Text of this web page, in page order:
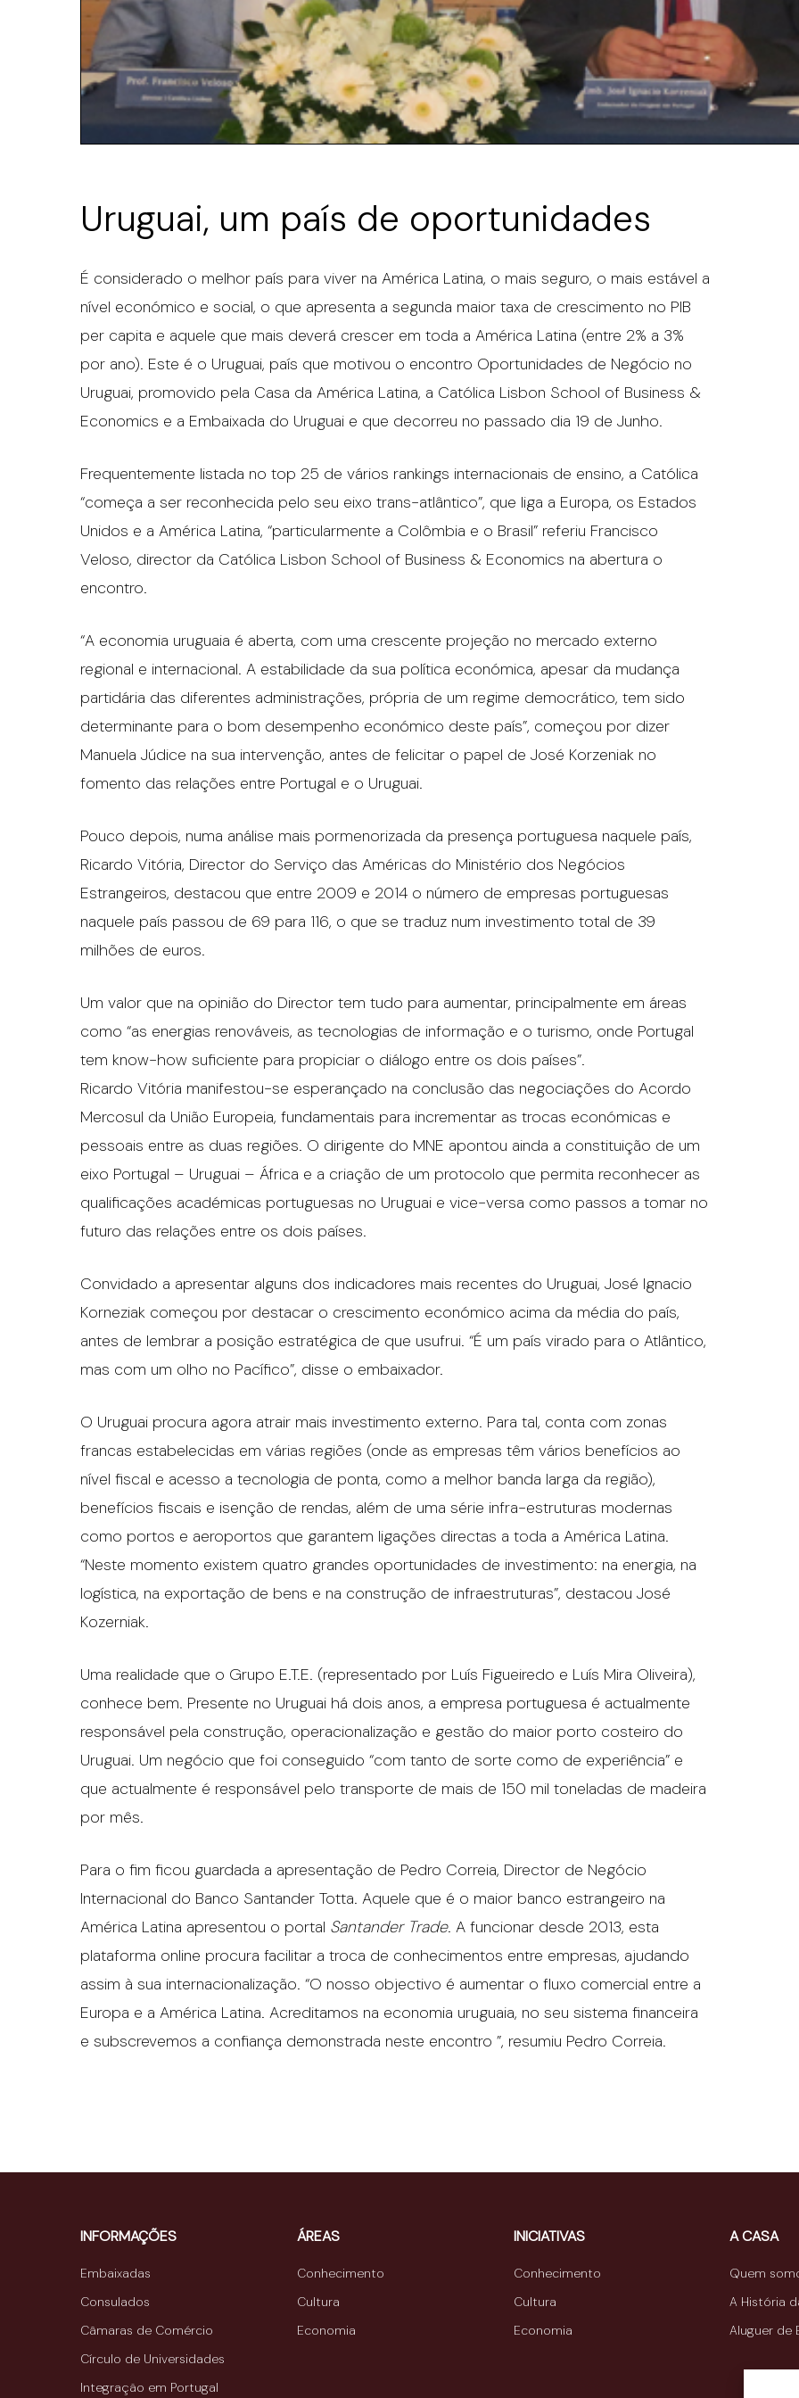
Uruguai, um país de oportunidades
É considerado o melhor país para viver na América Latina, o mais seguro, o mais estável a
nível económico e social, o que apresenta a segunda maior taxa de crescimento no PIB
per capita e aquele que mais deverá crescer em toda a América Latina (entre 2% a 3%
por ano). Este é o Uruguai, país que motivou o encontro Oportunidades de Negócio no
Uruguai, promovido pela Casa da América Latina, a Católica Lisbon School of Business &
Economics e a Embaixada do Uruguai e que decorreu no passado dia 19 de Junho.
Frequentemente listada no top 25 de vários rankings internacionais de ensino, a Católica
“começa a ser reconhecida pelo seu eixo trans-atlântico”, que liga a Europa, os Estados
Unidos e a América Latina, “particularmente a Colômbia e o Brasil” referiu Francisco
Veloso, director da Católica Lisbon School of Business & Economics na abertura o
encontro.
“A economia uruguaia é aberta, com uma crescente projeção no mercado externo
regional e internacional. A estabilidade da sua política económica, apesar da mudança
partidária das diferentes administrações, própria de um regime democrático, tem sido
determinante para o bom desempenho económico deste país”, começou por dizer
Manuela Júdice na sua intervenção, antes de felicitar o papel de José Korzeniak no
fomento das relações entre Portugal e o Uruguai.
Pouco depois, numa análise mais pormenorizada da presença portuguesa naquele país,
Ricardo Vitória, Director do Serviço das Américas do Ministério dos Negócios
Estrangeiros, destacou que entre 2009 e 2014 o número de empresas portuguesas
naquele país passou de 69 para 116, o que se traduz num investimento total de 39
milhões de euros.
Um valor que na opinião do Director tem tudo para aumentar, principalmente em áreas
como “as energias renováveis, as tecnologias de informação e o turismo, onde Portugal
tem know-how suficiente para propiciar o diálogo entre os dois países”.
Ricardo Vitória manifestou-se esperançado na conclusão das negociações do Acordo
Mercosul da União Europeia, fundamentais para incrementar as trocas económicas e
pessoais entre as duas regiões. O dirigente do MNE apontou ainda a constituição de um
eixo Portugal – Uruguai – África e a criação de um protocolo que permita reconhecer as
qualificações académicas portuguesas no Uruguai e vice-versa como passos a tomar no
futuro das relações entre os dois países.
Convidado a apresentar alguns dos indicadores mais recentes do Uruguai, José Ignacio
Korneziak começou por destacar o crescimento económico acima da média do país,
antes de lembrar a posição estratégica de que usufrui. “É um país virado para o Atlântico,
mas com um olho no Pacífico”, disse o embaixador.
O Uruguai procura agora atrair mais investimento externo. Para tal, conta com zonas
francas estabelecidas em várias regiões (onde as empresas têm vários benefícios ao
nível fiscal e acesso a tecnologia de ponta, como a melhor banda larga da região),
benefícios fiscais e isenção de rendas, além de uma série infra-estruturas modernas
como portos e aeroportos que garantem ligações directas a toda a América Latina.
“Neste momento existem quatro grandes oportunidades de investimento: na energia, na
logística, na exportação de bens e na construção de infraestruturas”, destacou José
Kozerniak.
Uma realidade que o Grupo E.T.E. (representado por Luís Figueiredo e Luís Mira Oliveira),
conhece bem. Presente no Uruguai há dois anos, a empresa portuguesa é actualmente
responsável pela construção, operacionalização e gestão do maior porto costeiro do
Uruguai. Um negócio que foi conseguido “com tanto de sorte como de experiência” e
que actualmente é responsável pelo transporte de mais de 150 mil toneladas de madeira
por mês.
Para o fim ficou guardada a apresentação de Pedro Correia, Director de Negócio
Internacional do Banco Santander Totta. Aquele que é o maior banco estrangeiro na
América Latina apresentou o portal Santander Trade. A funcionar desde 2013, esta
plataforma online procura facilitar a troca de conhecimentos entre empresas, ajudando
assim à sua internacionalização. “O nosso objectivo é aumentar o fluxo comercial entre a
Europa e a América Latina. Acreditamos na economia uruguaia, no seu sistema financeira
e subscrevemos a confiança demonstrada neste encontro ”, resumiu Pedro Correia.
INFORMAÇÕES
Embaixadas
Consulados
Câmaras de Comércio
Círculo de Universidades
Integração em Portugal
ÁREAS
Conhecimento
Cultura
Economia
INICIATIVAS
Conhecimento
Cultura
Economia
A CASA
Quem
A História
Aluguer de